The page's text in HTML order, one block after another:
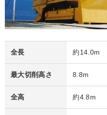
全長 約14.0m
最大切削高さ 8.8m
全高 約4.8m